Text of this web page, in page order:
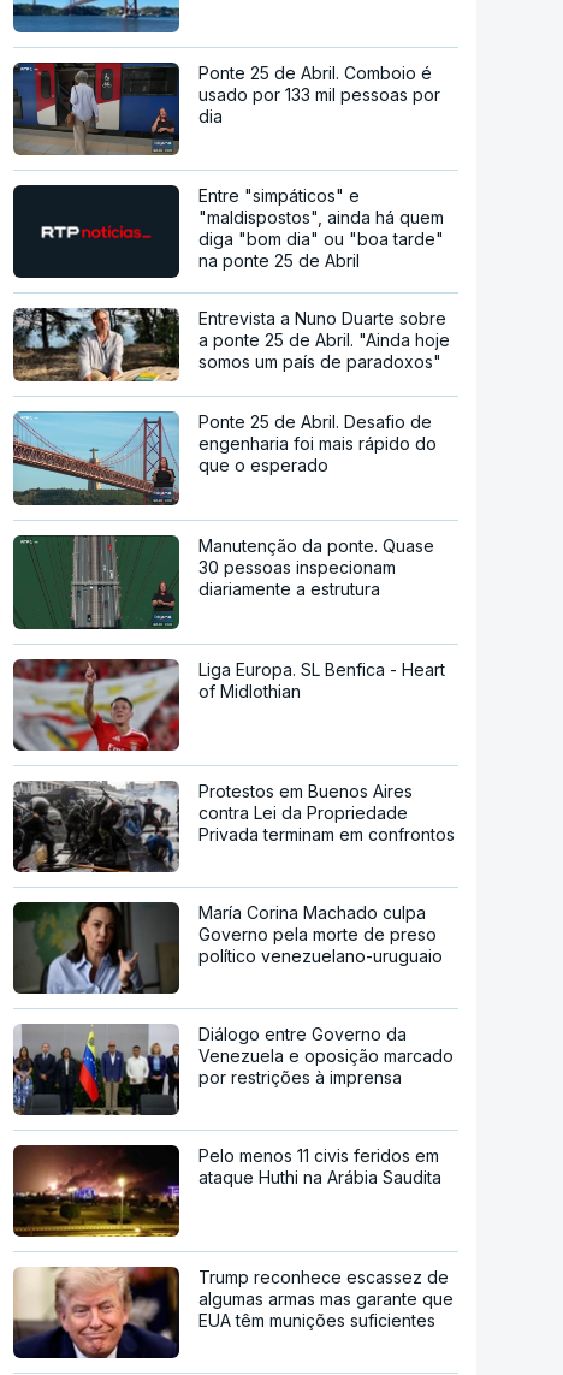
Ponte 25 de Abril. Comboio é
usado por 133 mil pessoas por
dia
Entre "simpáticos" e
"maldispostos", ainda há quem
diga "bom dia" ou "boa tarde"
na ponte 25 de Abril
Entrevista a Nuno Duarte sobre
a ponte 25 de Abril. "Ainda hoje
somos um país de paradoxos"
Ponte 25 de Abril. Desafio de
engenharia foi mais rápido do
que o esperado
Manutenção da ponte. Quase
30 pessoas inspecionam
diariamente a estrutura
Liga Europa. SL Benfica - Heart
of Midlothian
Protestos em Buenos Aires
contra Lei da Propriedade
Privada terminam em confrontos
María Corina Machado culpa
Governo pela morte de preso
político venezuelano-uruguaio
Diálogo entre Governo da
Venezuela e oposição marcado
por restrições à imprensa
Pelo menos 11 civis feridos em
ataque Huthi na Arábia Saudita
Trump reconhece escassez de
algumas armas mas garante que
EUA têm munições suficientes